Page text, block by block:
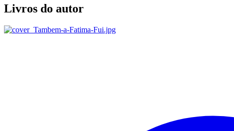
Livros do autor